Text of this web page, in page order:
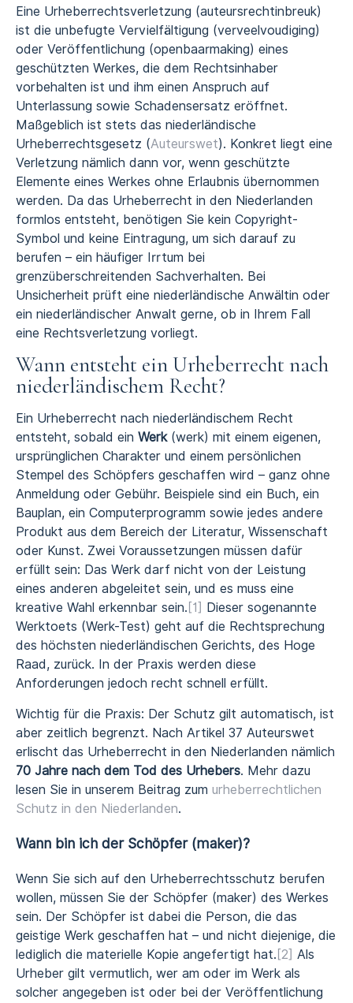
Eine Urheberrechtsverletzung (auteursrechtinbreuk)
ist die unbefugte Vervielfältigung (verveelvoudiging)
oder Veröffentlichung (openbaarmaking) eines
geschützten Werkes, die dem Rechtsinhaber
vorbehalten ist und ihm einen Anspruch auf
Unterlassung sowie Schadensersatz eröffnet.
Maßgeblich ist stets das niederländische
Urheberrechtsgesetz (Auteurswet). Konkret liegt eine
Verletzung nämlich dann vor, wenn geschützte
Elemente eines Werkes ohne Erlaubnis übernommen
werden. Da das Urheberrecht in den Niederlanden
formlos entsteht, benötigen Sie kein Copyright-
Symbol und keine Eintragung, um sich darauf zu
berufen – ein häufiger Irrtum bei
grenzüberschreitenden Sachverhalten. Bei
Unsicherheit prüft eine niederländische Anwältin oder
ein niederländischer Anwalt gerne, ob in Ihrem Fall
eine Rechtsverletzung vorliegt.
Wann entsteht ein Urheberrecht nach
niederländischem Recht?
Ein Urheberrecht nach niederländischem Recht
entsteht, sobald ein Werk(werk) mit einem eigenen,
ursprünglichen Charakter und einem persönlichen
Stempel des Schöpfers geschaffen wird – ganz ohne
Anmeldung oder Gebühr. Beispiele sind ein Buch, ein
Bauplan, ein Computerprogramm sowie jedes andere
Produkt aus dem Bereich der Literatur, Wissenschaft
oder Kunst. Zwei Voraussetzungen müssen dafür
erfüllt sein: Das Werk darf nicht von der Leistung
eines anderen abgeleitet sein, und es muss eine
kreative Wahl erkennbar sein. [1]
Dieser sogenannte
Werktoets (Werk-Test) geht auf die Rechtsprechung
des höchsten niederländischen Gerichts, des Hoge
Raad, zurück. In der Praxis werden diese
Anforderungen jedoch recht schnell erfüllt.
Wichtig für die Praxis: Der Schutz gilt automatisch, ist
aber zeitlich begrenzt. Nach Artikel 37 Auteurswet
erlischt das Urheberrecht in den Niederlanden nämlich
70 Jahre nach dem Tod des Urhebers. Mehr dazu
lesen Sie in unserem Beitrag zum urheberrechtlichen
Schutz in den Niederlanden.
Wann bin ich der Schöpfer (maker)?
Wenn Sie sich auf den Urheberrechtsschutz berufen
wollen, müssen Sie der Schöpfer (maker) des Werkes
sein. Der Schöpfer ist dabei die Person, die das
geistige Werk geschaffen hat – und nicht diejenige, die
lediglich die materielle Kopie angefertigt hat. [2] Als
Urheber gilt vermutlich, wer am oder im Werk als
solcher angegeben ist oder bei der Veröffentlichung